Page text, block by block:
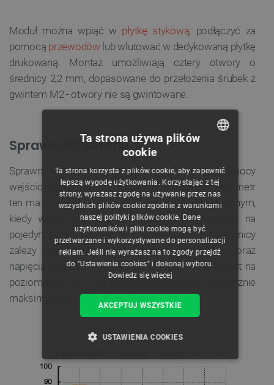
Moduł można wpiąć w płytkę stykową, podłączyć za
pomocą przewodów lub wlutować w dedykowaną płytkę
drukowaną. Montaż umożliwiają cztery otwory o
średnicy 2,2 mm, dopasowane do przełożenia śrubek z
gwintem M2 - otwory nie są gwintowane.
Sprawność układu
Sprawność definiowana jest jako stosunek mocy
wejściowej do mocy wyjściowej (Pout/Pin). Parametr
ten ma szczególne znaczenie przy zasilaniu bateryjnym,
kiedy ważne jest aby układ działał jak najdłużej na
pojedynczym ładowaniu. Sprawność przetwornicy
zależy od natężenia przepływającego prądu oraz
napięcia wejściowego (wykres poniżej). Średnio jest na
poziomie 80 - 90 %, co pozwala wykorzystać praktycznie
maksimum energii z akumulatora.
CZECH
ENGLISH
GERMAN
Ta strona używa plików
cookie
Ta strona korzysta z plików cookie, aby zapewnić
lepszą wygodę użytkowania. Korzystając z tej
strony, wyrażasz zgodę na używanie przez nas
wszystkich plików cookie zgodnie z warunkami
naszej polityki plików cookie. Dane
użytkowników i pliki cookie mogą być
przetwarzane i wykorzystywane do personalizacji
reklam. Jeśli nie wyrażasz na to zgody przejdź
do "Ustawienia cookies" i dokonaj wyboru.
Dowiedz się więcej
AKCEPTUJ WSZYSTKIE
USTAWIENIA COOKIES